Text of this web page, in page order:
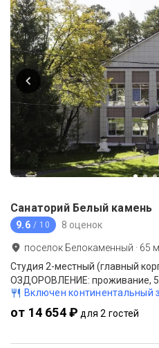
Санаторий Белый камень
9.6 / 10 8 оценок
поселок Белокаменный · 65
Студия 2-местный (главный
Включен континентальный
от 14 654 ₽ для 2 гостей